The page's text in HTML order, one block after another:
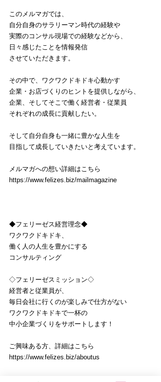
このメルマガでは、
自分自身のサラリーマン時代の経験や
実際のコンサル現場での経験などから、
日々感じたことを情報発信
させていただきます。
その中で、ワクワクドキドキ心動かす
企業・お店づくりのヒントを提供しながら、
企業、そしてそこで働く経営者・従業員
それぞれの成長に貢献したい。
そして自分自身も一緒に豊かな人生を
目指して成長していきたいと考えています。
メルマガへの想い詳細はこちら
https://www.felizes.biz/mailmagazine
◆フェリーゼス経営理念◆
ワクワクドキドキ、
働く人の人生を豊かにする
コンサルティング
◇フェリーゼスミッション◇
経営者と従業員が、
毎日会社に行くのが楽しみで仕方がない
ワクワクドキドキで一杯の
中小企業づくりをサポートします！
ご興味ある方、詳細はこちら
https://www.felizes.biz/aboutus